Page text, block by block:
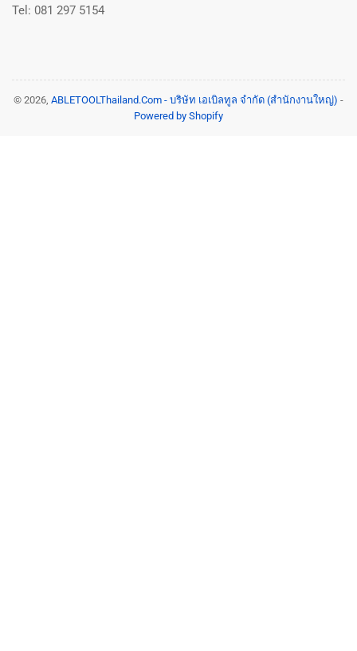
Tel: 081 297 5154
© 2026, ABLETOOLThailand.Com - บริษัท เอเบิลทูล จำกัด (สำนักงานใหญ่) -
Powered by Shopify